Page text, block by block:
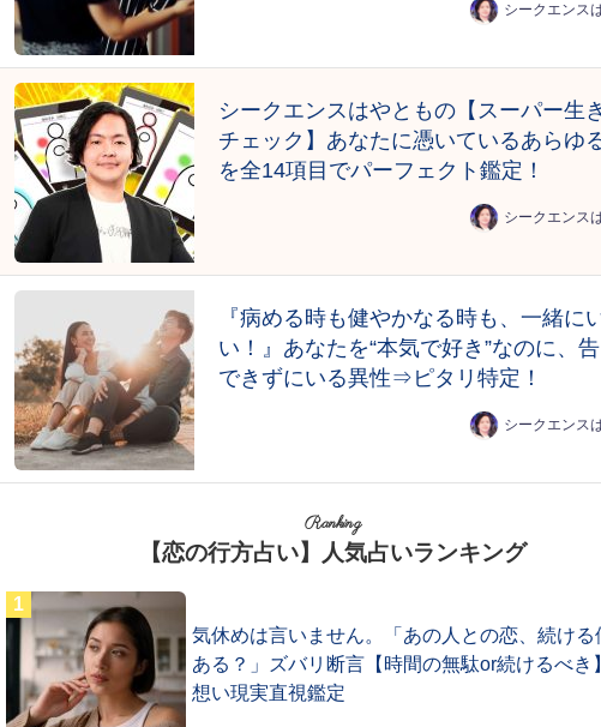
シークエンス
シークエンスはやともの【スーパー生
チェック】あなたに憑いているあらゆ
を全14項目でパーフェクト鑑定！
シークエンス
『病める時も健やかなる時も、一緒に
い！』あなたを“本気で好き”なのに、
できずにいる異性⇒ピタリ特定！
シークエンス
Ranking
【恋の行方占い】人気占いランキング
気休めは言いません。「あの人との恋、続ける
ある？」ズバリ断言【時間の無駄or続けるべき
想い現実直視鑑定